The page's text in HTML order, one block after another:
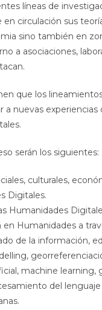
líneas de
circulación sus
sino también en
a asociaciones,
que los
a nuevas
serán los siguientes:
culturales,
Digitales.
Humanidades
en Humanidades a
de la información,
machine
del